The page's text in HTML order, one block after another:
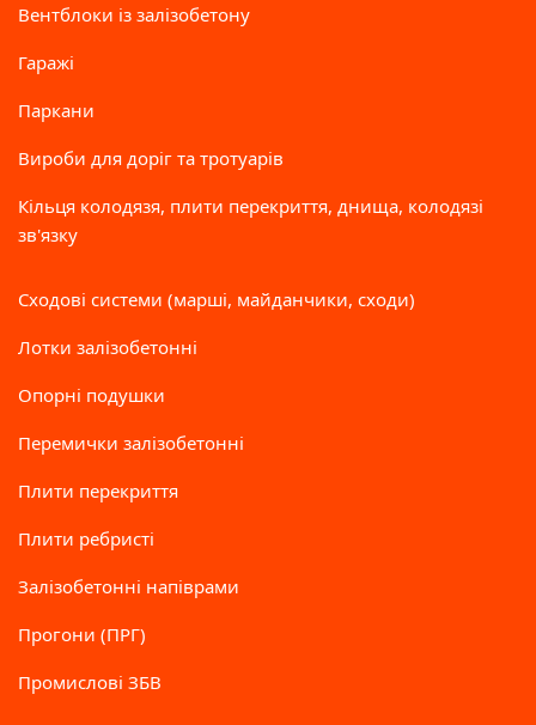
Вентблоки із залізобетону
Гаражі
Паркани
Вироби для доріг та тротуарів
Кільця колодязя, плити перекриття, днища, колодязі
зв'язку
Сходові системи (марші, майданчики, сходи)
Лотки залізобетонні
Опорні подушки
Перемички залізобетонні
Плити перекриття
Плити ребристі
Залізобетонні напіврами
Прогони (ПРГ)
Промислові ЗБВ